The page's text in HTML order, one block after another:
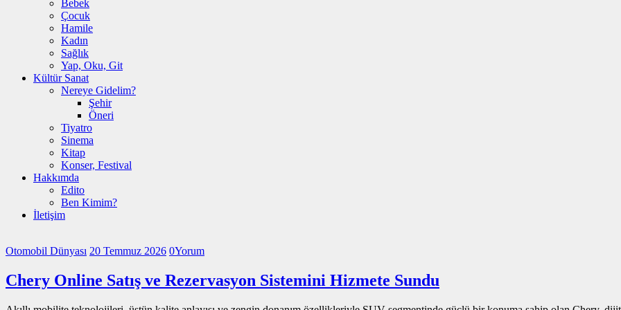
Bebek
Çocuk
Hamile
Kadın
Sağlık
Yap, Oku, Git
Kültür Sanat
Nereye Gidelim?
Şehir
Öneri
Tiyatro
Sinema
Kitap
Konser, Festival
Hakkımda
Edito
Ben Kimim?
İletişim
Otomobil Dünyası 20 Temmuz 2026 0Yorum
Chery Online Satış ve Rezervasyon Sistemini Hizmete Sundu